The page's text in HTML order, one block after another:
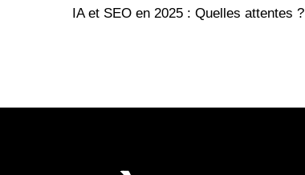
IA et SEO en 2025 : Quelles attentes ?